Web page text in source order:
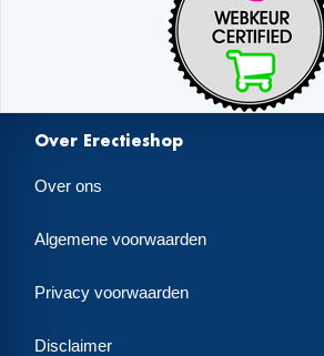
Over Erectieshop
Over ons
Algemene voorwaarden
Privacy voorwaarden
Disclaimer